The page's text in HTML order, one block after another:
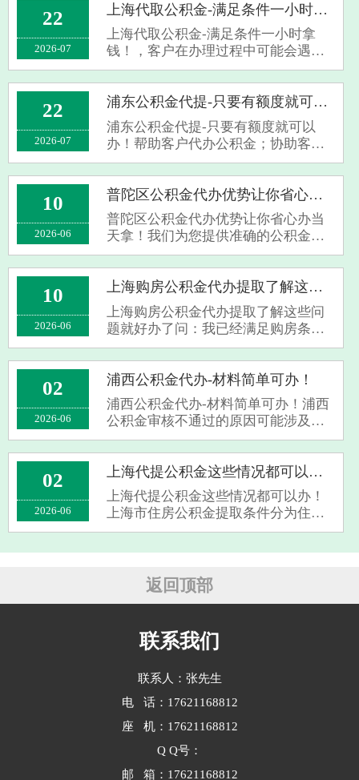
22
2026-07
上海代取公积金-满足条件一小时拿钱！
上海代取公积金-满足条件一小时拿
钱！，客户在办理过程中可能会遇到
各种问题，导致公积金提取失败。上
海公积金提取代办机构凭借其丰富的
经验和专业的知识，能够帮助客户规
避各种风险，提高公积金代取的成功
率。同时，···
22
2026-07
浦东公积金代提-只要有额度就可以办！
浦东公积金代提-只要有额度就可以
办！帮助客户代办公积金；协助客户
解决与公积金代办相关的问题；提供
公积金代办咨询、申请、代办、注销
等服务；提供公积金申请、还款等咨
询服务；提供公积金转移、封存、销
户等服务。···
10
2026-06
普陀区公积金代办优势让你省心办当天拿！
普陀区公积金代办优势让你省心办当
天拿！我们为您提供准确的公积金代
取管理规定信息，包括政策解读、申
请指南、常见问题解答等。同时，我
们还提供以下服务优势：我们致力于
为用户提供简单易懂的信息和解答，
帮助用户···
10
2026-06
上海购房公积金代办提取了解这些问题就好办了
上海购房公积金代办提取了解这些问
题就好办了问：我已经满足购房条
件，可以代取公积金吗？答：是的，
如果您购买了第一套住房，您可以按
照规定代取公积金。问：我已经退休
了，可以提取公积金吗？答：可以，
退休后可以···
02
2026-06
浦西公积金代办-材料简单可办！
浦西公积金代办-材料简单可办！浦西
公积金审核不通过的原因可能涉及申
请或提取业务：浦西公积金审核不通
过的主要原因‌：‌家庭在范围内已使用
两次及以上公积金，或存在未结清的
公积金。‌家庭在浦西市行政区域内已
有···
02
2026-06
上海代提公积金这些情况都可以办！
上海代提公积金这些情况都可以办！
上海市住房公积金提取条件分为住房
消费类，住房消费类提取条件（需用
用住房或使用但申请支付首付款。‌‌房
屋需在···
返回顶部
联系我们
联系人：张先生
电 话：17621168812
座 机：17621168812
Q Q号：
邮 箱：17621168812